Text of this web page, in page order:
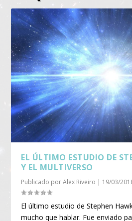
EL ÚLTIMO ESTUDIO DE
Y EL MULTIVERSO
Publicado porAlex Riveiro | 19/03/
El último estudio de Stephen
mucho que hablar. Fue enviado